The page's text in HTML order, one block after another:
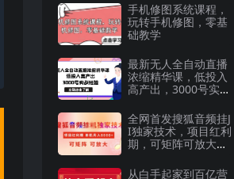
手机修图系统课程，
玩转手机修图，零基
础教学
最新无人全自动直播
浓缩精华课，低投入
高产出，3000号实战
全网首发搜狐音频挂J
I独家技术，项目红利
期，可矩阵可放大，
从白手起家到百亿营